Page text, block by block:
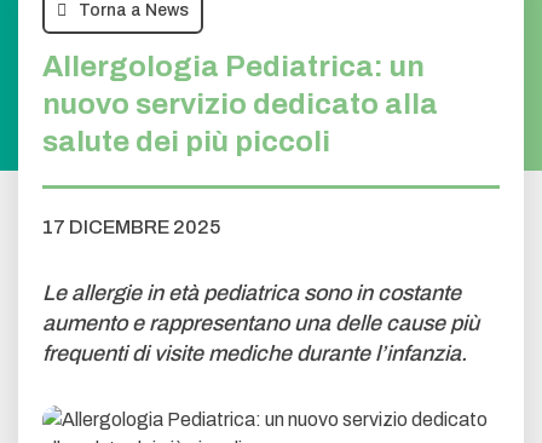
Allergologia Pediatrica: un
nuovo servizio dedicato alla
salute dei più piccoli
Torna a News
17 DICEMBRE 2025
Le allergie in età pediatrica sono in costante
aumento e rappresentano una delle cause più
frequenti di visite mediche durante l’infanzia.